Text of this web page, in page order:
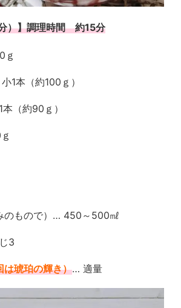
）】調理時間 約15分
ｇ
1本（約100ｇ）
（約90ｇ）
のもので）… 450～500㎖
3
は琥珀の輝き）… 適量